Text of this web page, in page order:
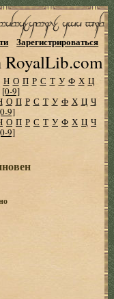
RoyalLib.com
Зарегистрироваться
Н О П Р С Т У Ф Х Ц
[0-9]
О П Р С Т У Ф Х Ц Ч
9]
О П Р С Т У Ф Х Ц Ч
9]